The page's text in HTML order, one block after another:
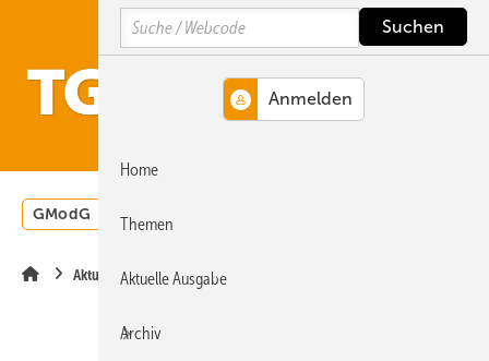
Hauptinhalt
Hauptmenü
SiteSearch
GModG Wärmepumpe
Aktuelle Meldung
Search
Home
Themen
Aktuelle Ausgabe
Archiv